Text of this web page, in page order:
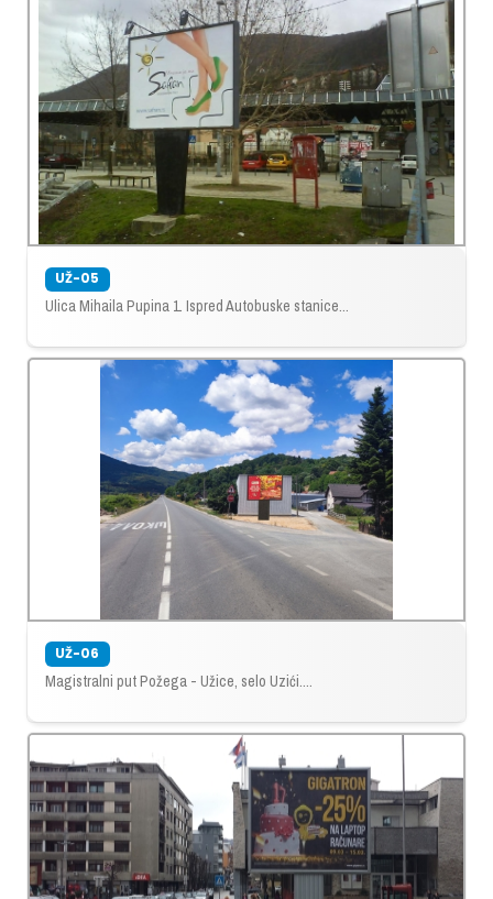
UŽ-05
Ulica Mihaila Pupina 1. Ispred Autobuske stanice...
UŽ-06
Magistralni put Požega - Užice, selo Uzići....